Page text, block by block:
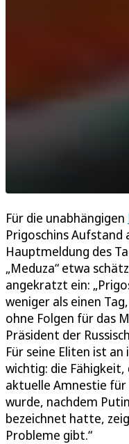
Für die unabhängigen
Prigoschins Aufstand
Hauptmeldung des
„Meduza“ etwa
angekratzt ein:
weniger als einen
ohne Folgen für das
Präsident der
Für seine Eliten ist
wichtig: die
aktuelle Amnestie
wurde, nachdem
bezeichnet hatte,
Probleme gibt.“